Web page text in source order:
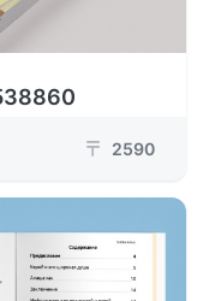
₸ 2590